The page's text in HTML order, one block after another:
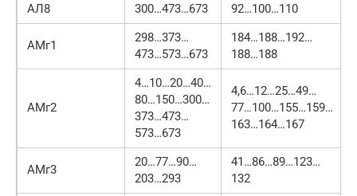
АЛ8
300…473…673 92…100…110
АМг1
298…373…
473…573…673
184…188…192…
188…188
АМг2
4…10…20…40…
80…150…300…
373…473…
573…673
4,6…12…25…49…
77…100…155…159…
163…164…167
АМг3
20…77…90…
203…293
41…86…89…123…
132